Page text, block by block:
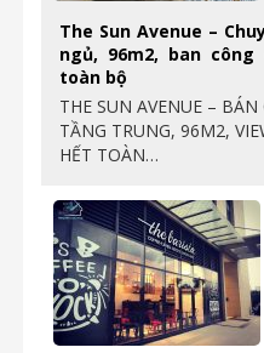
The Sun Avenue –
ngủ, 96m2, ban
toàn bộ
THE SUN AVENUE –
TẦNG TRUNG, 96M2,
HẾT TOÀN…